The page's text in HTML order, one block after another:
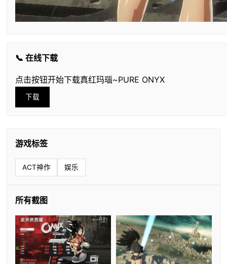
📞 在线下载
点击按钮开始下载真红玛瑙~PURE ONYX
下载
游戏标签
ACT神作 娱乐
所有截图